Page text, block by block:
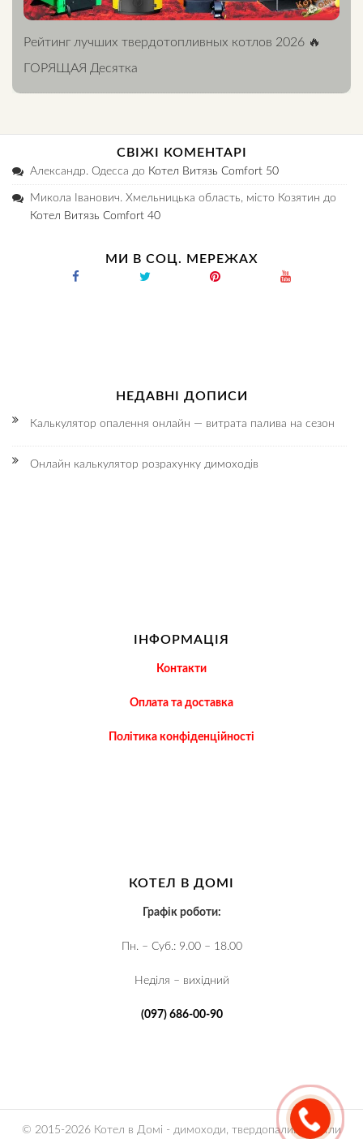
Рейтинг лучших твердотопливных котлов 2026 🔥
ГОРЯЩАЯ Десятка
СВІЖІ КОМЕНТАРІ
Александр. Одесса до Котел Витязь Comfort 50
Микола Іванович. Хмельницька область, місто Козятин до
Котел Витязь Comfort 40
МИ В СОЦ. МЕРЕЖАХ
НЕДАВНІ ДОПИСИ
Калькулятор опалення онлайн — витрата палива на сезон
Онлайн калькулятор розрахунку димоходів
ІНФОРМАЦІЯ
Контакти
Оплата та доставка
Політика конфіденційності
КОТЕЛ В ДОМІ
Графік роботи:
Пн. – Суб.: 9.00 – 18.00
Неділя – вихідний
(097) 686-00-90
© 2015-2026 Котел в Домі - димоходи, твердопаливні котли